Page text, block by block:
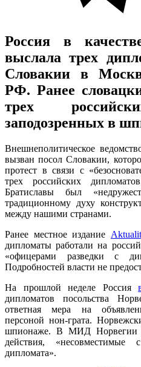
Россия в
выслала трех
Словакии в
РФ. Ранее
трех
заподозренных в
Внешнеполитическое
вызван посол Словакии,
протест в связи с
трех российских
Братиславы был
традиционному духу
между нашими странами.
Ранее местное издание
дипломаты работали на
«офицерами разведки с
Подробностей власти не
На прошлой неделе Россия
дипломатов посольства
ответная мера на
персоной нон-грата.
шпионаже. В МИД Норвегии
действия,
дипломата».